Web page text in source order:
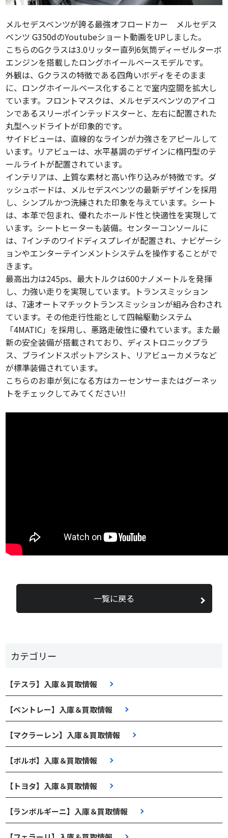
カテゴリー
【テスラ】入庫＆買取情報
【ベントレー】入庫＆買取情報
【マクラーレン】入庫＆買取情報
【ボルボ】入庫＆買取情報
【トヨタ】入庫＆買取情報
【ランボルギーニ】入庫＆買取情報
メルセデスベンツが誇る最強オフロードカー メルセデス
ベンツ G350dのYoutubeショート動画をUPしました。
こちらのGクラスは3.0リッター直列6気筒ディーゼルターボ
エンジンを搭載したロングホイールベースモデルです。
外観は、Gクラスの特徴である四角いボディをそのまま
に、ロングホイールベース化することで室内空間を拡大し
ています。フロントマスクは、メルセデスベンツのアイコ
ンであるスリーポインテッドスターと、左右に配置された
丸型ヘッドライトが印象的です。
サイドビューは、直線的なラインが力強さをアピールして
います。リアビューは、水平基調のデザインに楕円型のテ
ールライトが配置されています。
インテリアは、上質な素材と高い作り込みが特徴です。ダ
ッシュボードは、メルセデスベンツの最新デザインを採用
し、シンプルかつ洗練された印象を与えています。シート
は、本革で包まれ、優れたホールド性と快適性を実現して
います。シートヒーターも装備。センターコンソールに
は、7インチのワイドディスプレイが配置され、ナビゲーシ
ョンやエンターテインメントシステムを操作することがで
きます。
最高出力は245ps、最大トルクは600ナノメートルを発揮
し、力強い走りを実現しています。トランスミッション
は、7速オートマチックトランスミッションが組み合わされ
ています。その他走行性能として四輪駆動システム
「4MATIC」を採用し、悪路走破性に優れています。また最
新の安全装備が搭載されており、ディストロニックプラ
ス、ブラインドスポットアシスト、リアビューカメラなど
が標準装備されています。
こちらのお車が気になる方はカーセンサーまたはグーネッ
トをチェックしてみてください!!
一覧に戻る